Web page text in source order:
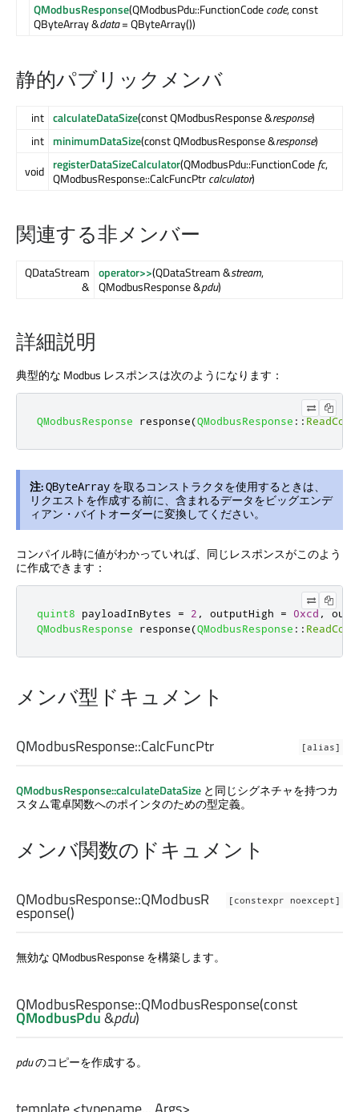
QModbusResponse(QModbusPdu::FunctionCodecode, const
QByteArray &data= QByteArray())
静的パブリックメンバ
int calculateDataSize(const QModbusResponse &response)
int minimumDataSize(const QModbusResponse &response)
void registerDataSizeCalculator(QModbusPdu::FunctionCodefc,
QModbusResponse::CalcFuncPtrcalculator)
関連する非メンバー
QDataStream
&
operator>>(QDataStream &stream,
QModbusResponse &pdu)
詳細説明
典型的な Modbus レスポンスは次のようになります：
QModbusResponse response(QModbusResponse ::
注:QByteArray を取るコンストラクタを使用するときは、
リクエストを作成する前に、含まれるデータをビッグエンデ
ィアン・バイトオーダーに変換してください。
コンパイル時に値がわかっていれば、同じレスポンスがこのよう
に作成できます：
quint8 payloadInBytes = 2 , outputHigh = 0xcd ,
QModbusResponse response(QModbusResponse ::
メンバ型ドキュメント
[alias]
QModbusResponse::CalcFuncPtr
QModbusResponse::calculateDataSize と同じシグネチャを持つカ
スタム電卓関数へのポインタのための型定義。
メンバ関数のドキュメント
[constexpr noexcept]
QModbusResponse::QModbusR
esponse()
無効な QModbusResponse を構築します。
QModbusResponse::QModbusResponse(const
QModbusPdu&pdu)
pduのコピーを作成する。